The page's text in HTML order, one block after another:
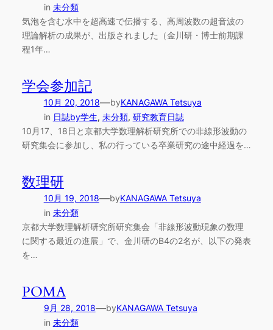
in 未分類
気泡を含む水中を超高速で伝播する、高周波数の超音波の
理論解析の成果が、出版されました（金川研・博士前期課
程1年…
学会参加記
10月 20, 2018—byKANAGAWA Tetsuya
in 日誌by学生, 未分類, 研究教育日誌
10月17、18日と京都大学数理解析研究所での非線形波動の
研究集会に参加し、私の行っている卒業研究の途中経過を…
数理研
10月 19, 2018—byKANAGAWA Tetsuya
in 未分類
京都大学数理解析研究所研究集会「非線形波動現象の数理
に関する最近の進展」で、金川研のB4の2名が、以下の発表
を…
POMA
9月 28, 2018—byKANAGAWA Tetsuya
in 未分類